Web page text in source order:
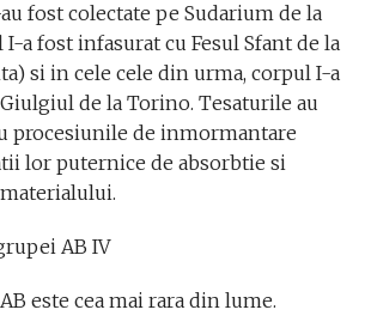
fost colectate pe Sudarium de la
I-a fost infasurat cu Fesul Sfant de la
si in cele cele din urma, corpul I-a
de la Torino. Tesaturile au
procesiunile de inmormantare
lor puternice de absorbtie si
AB IV
este cea mai rara din lume.